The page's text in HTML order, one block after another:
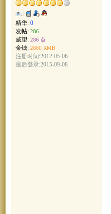
精华: 0
发帖: 286
威望: 286 点
金钱: 2860 RMB
注册时间:2012-05-06
最后登录:2015-09-08